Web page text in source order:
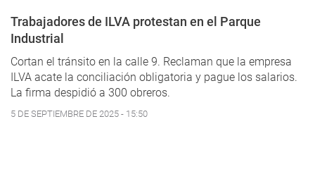
Trabajadores de ILVA protestan en el Parque
Industrial
Cortan el tránsito en la calle 9. Reclaman que la empresa
ILVA acate la conciliación obligatoria y pague los salarios.
La firma despidió a 300 obreros.
5 DE SEPTIEMBRE DE 2025 - 15:50